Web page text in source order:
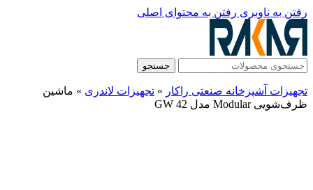
رفتن به ناوبری رفتن به محتوای اصلی
جستجو
تجهیزات آشپزخانه صنعتی راکار » تجهیزات لاندری » ماشین
ظرف‌شویی Modular مدل GW 42